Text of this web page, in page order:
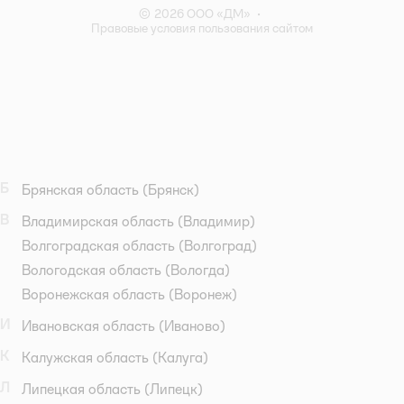
© 2026 ООО «ДМ» •
Правовые условия пользования сайтом
Брянская область (Брянск)
Владимирская область (Владимир)
Волгоградская область (Волгоград)
Вологодская область (Вологда)
Воронежская область (Воронеж)
Ивановская область (Иваново)
Калужская область (Калуга)
Липецкая область (Липецк)